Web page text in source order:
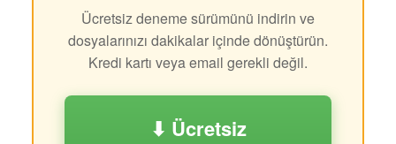
Ücretsiz deneme sürümünü indirin ve
dosyalarınızı dakikalar içinde dönüştürün.
Kredi kartı veya email gerekli değil.
⬇ Ücretsiz